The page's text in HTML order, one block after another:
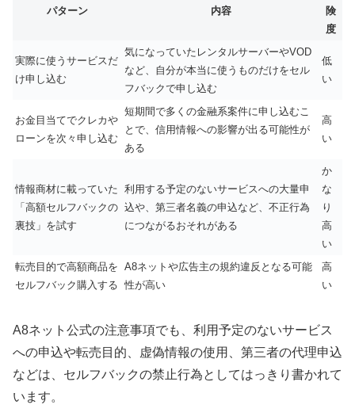
パターン 内容
険
度
実際に使うサービスだ
け申し込む
気になっていたレンタルサーバーやVOD
など、自分が本当に使うものだけをセル
フバックで申し込む
低
い
お金目当てでクレカや
ローンを次々申し込む
短期間で多くの金融系案件に申し込むこ
とで、信用情報への影響が出る可能性が
ある
高
い
情報商材に載っていた
「高額セルフバックの
裏技」を試す
利用する予定のないサービスへの大量申
込や、第三者名義の申込など、不正行為
につながるおそれがある
か
な
り
高
い
転売目的で高額商品を
セルフバック購入する
A8ネットや広告主の規約違反となる可能
性が高い
高
い
A8ネット公式の注意事項でも、利用予定のないサービス
への申込や転売目的、虚偽情報の使用、第三者の代理申込
などは、セルフバックの禁止行為としてはっきり書かれて
います。